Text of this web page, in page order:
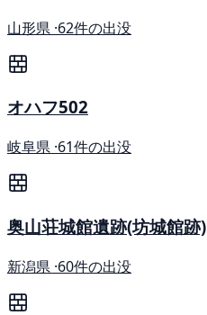
山形県 ·62件の出没
オハフ502
岐阜県 ·61件の出没
奥山荘城館遺跡(坊城館跡)
新潟県 ·60件の出没